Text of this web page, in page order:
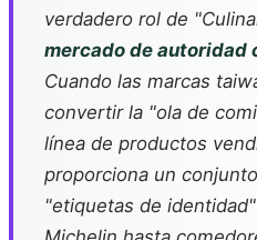
verdadero rol de
mercado de autoridad
Cuando las marcas
convertir la "ola de
línea de productos
proporciona un
"etiquetas de